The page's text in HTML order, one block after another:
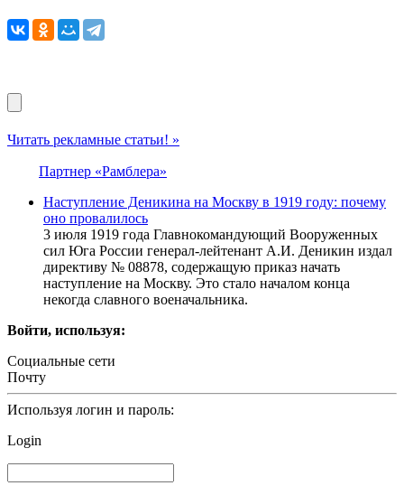
Читать рекламные статьи! »
Партнер «Рамблера»
Наступление Деникина на Москву в 1919 году: почему
оно провалилось
3 июля 1919 года Главнокомандующий Вооруженных
сил Юга России генерал-лейтенант А.И. Деникин издал
директиву № 08878, содержащую приказ начать
наступление на Москву. Это стало началом конца
некогда славного военачальника.
Войти, используя:
Социальные сети
Почту
Используя логин и пароль:
Login